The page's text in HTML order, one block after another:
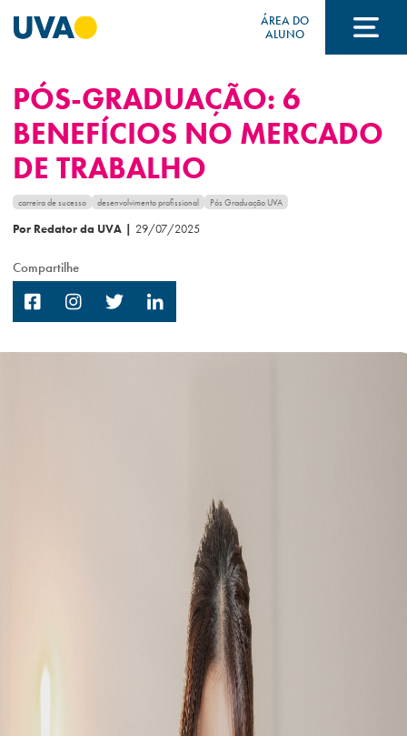
ÁREA DO
ALUNO
A UVA
CURSOS
FORMAS DE INGRESSO
FINANCIAMENTO E BOLSAS
SOLICITE INFORMAÇÕES
PÓS-GRADUAÇÃO: 6
BENEFÍCIOS NO MERCADO
DE TRABALHO
carreira de sucesso desenvolvimento profissional Pós Graduação UVA
Por Redator da UVA | 29/07/2025
Compartilhe